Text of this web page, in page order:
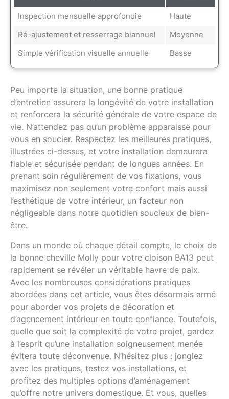
Inspection mensuelle approfondie
Haute
Ré-ajustement et resserrage biannuel
Moyenne
Simple vérification visuelle annuelle
Basse
Peu importe la situation, une bonne pratique
d’entretien assurera la longévité de votre installation
et renforcera la sécurité générale de votre espace de
vie. N’attendez pas qu’un problème apparaisse pour
vous en soucier. Respectez les meilleures pratiques,
illustrées ci-dessus, et votre installation demeurera
fiable et sécurisée pendant de longues années. En
prenant soin régulièrement de vos fixations, vous
maximisez non seulement votre confort mais aussi
l’esthétique de votre intérieur, un facteur non
négligeable dans notre quotidien soucieux de bien-
être.
Dans un monde où chaque détail compte, le choix de
la bonne cheville Molly pour votre cloison BA13 peut
rapidement se révéler un véritable havre de paix.
Avec les nombreuses considérations pratiques
abordées dans cet article, vous êtes désormais armé
pour aborder vos projets de décoration et
d’agencement intérieur en toute confiance. Toutefois,
quelle que soit la complexité de votre projet, gardez
à l’esprit qu’une installation soigneusement menée
évitera toute déconvenue. N’hésitez plus : jonglez
avec les pratiques, testez vos installations, et
profitez des multiples options d’aménagement
qu’offre notre univers domestique. Et vous, quelles